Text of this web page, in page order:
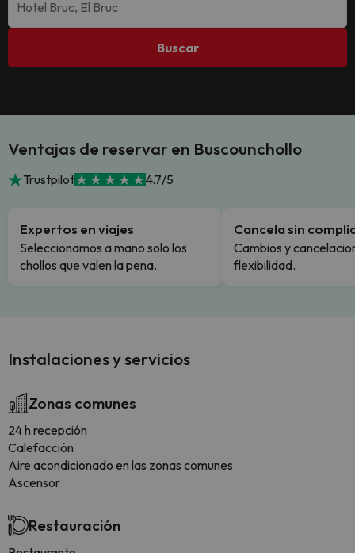
Buscar
Ventajas de reservar en Buscounchollo
Trustpilot 4.7/5
Expertos en viajes
Seleccionamos a mano solo los
chollos que valen la pena.
Cancela sin
Cambios y
flexibilidad.
Instalaciones y servicios
Zonas comunes
24 h recepción
Calefacción
Aire acondicionado en las zonas comunes
Ascensor
Restauración